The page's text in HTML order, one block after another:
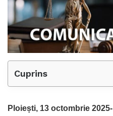
Cuprins
Ploiești, 13 octombrie 2025-